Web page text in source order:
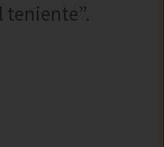
teniente”.